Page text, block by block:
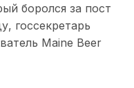
боролся за пост
госсекретарь
Maine Beer